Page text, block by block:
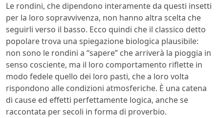
Le rondini, che dipendono interamente da questi insetti
per la loro sopravvivenza, non hanno altra scelta che
seguirli verso il basso. Ecco quindi che il classico detto
popolare trova una spiegazione biologica plausibile:
non sono le rondini a “sapere” che arriverà la pioggia in
senso cosciente, ma il loro comportamento riflette in
modo fedele quello dei loro pasti, che a loro volta
rispondono alle condizioni atmosferiche. È una catena
di cause ed effetti perfettamente logica, anche se
raccontata per secoli in forma di proverbio.